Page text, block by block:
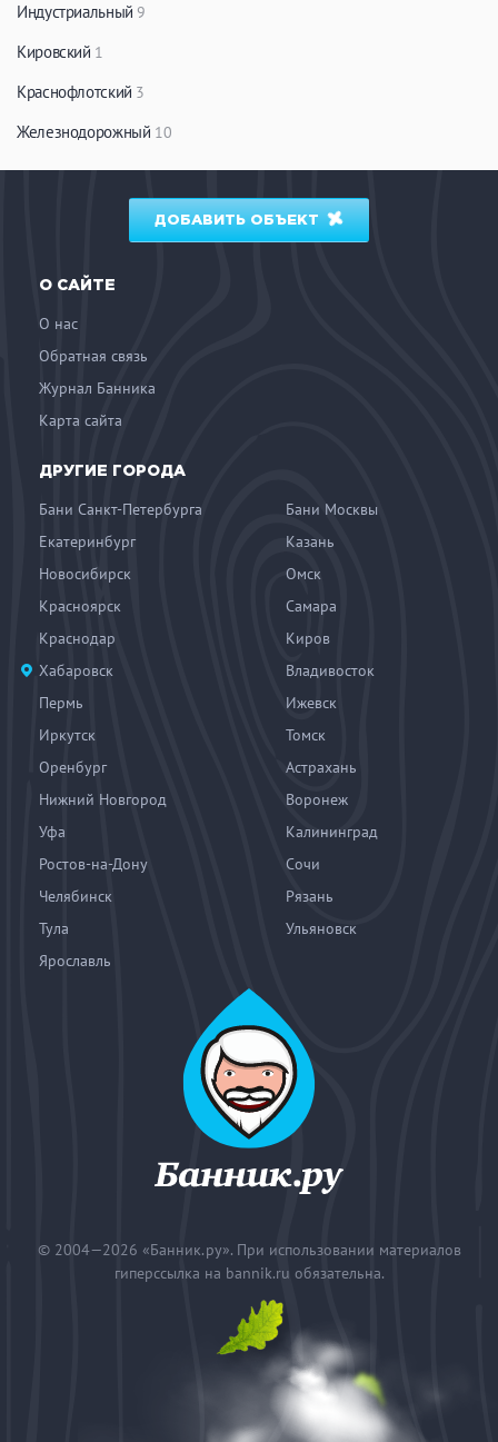
Индустриальный 9
Кировский 1
Краснофлотский 3
Железнодорожный 10
ДОБАВИТЬ ОБЪЕКТ
О САЙТЕ
О нас
Обратная связь
Журнал Банника
Карта сайта
ДРУГИЕ ГОРОДА
Бани Санкт-Петербурга
Бани Москвы
Екатеринбург
Казань
Новосибирск
Омск
Красноярск
Самара
Краснодар
Киров
Хабаровск
Владивосток
Пермь
Ижевск
Иркутск
Томск
Оренбург
Астрахань
Нижний Новгород
Воронеж
Уфа
Калининград
Ростов-на-Дону
Сочи
Челябинск
Рязань
Тула
Ульяновск
Ярославль
© 2004—2026 «Банник.ру». При использовании материалов
гиперссылка на bannik.ru обязательна.